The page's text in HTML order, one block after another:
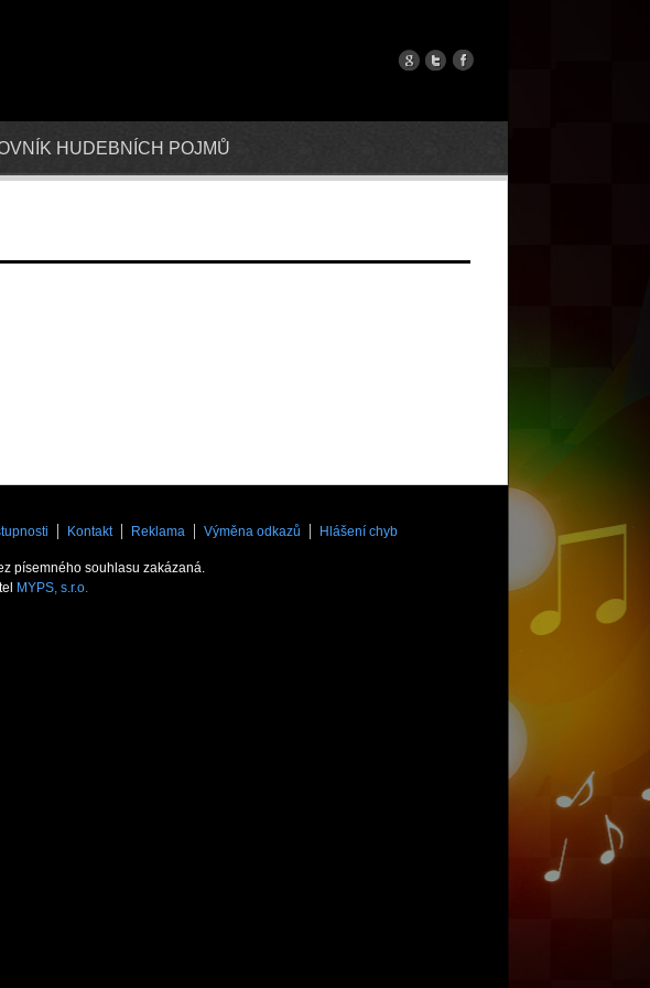
HUDEBNÍCH POJMŮ
Kontakt Reklama Výměna odkazů Hlášení chyb
písemného souhlasu zakázaná.
MYPS, s.r.o.